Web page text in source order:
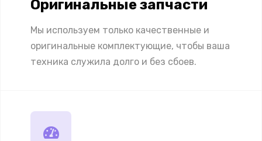
Оригинальные запчасти
Мы используем только качественные и
оригинальные комплектующие, чтобы ваша
техника служила долго и без сбоев.